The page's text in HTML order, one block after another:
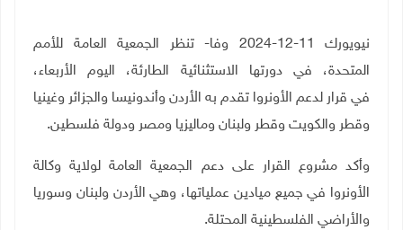
نيويورك 11-12-2024 وفا- تنظر الجمعية العامة للأمم
المتحدة، في دورتها الاستثنائية الطارئة، اليوم الأربعاء،
في قرار لدعم الأونروا تقدم به الأردن وأندونيسا والجزائر وغينيا
وقطر والكويت وقطر ولبنان وماليزيا ومصر ودولة فلسطين.
وأكد مشروع القرار على دعم الجمعية العامة لولاية وكالة
الأونروا في جميع ميادين عملياتها، وهي الأردن ولبنان وسوريا
والأراضي الفلسطينية المحتلة.